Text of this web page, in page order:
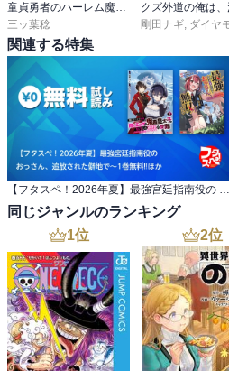
童貞勇者のハーレム魔王討伐記
三ッ葉稔
剛田ナギ, ダイヤ
関連する特集
【フタスペ！2026年夏】最強宮廷指南役の おっさん、追放された僻地で～1巻無料!!ほか
同じジャンルのランキング
1位 2位